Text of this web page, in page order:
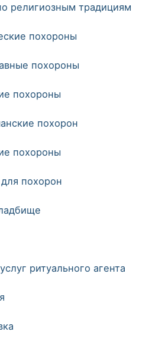
религиозным традициям
похороны
похороны
похороны
похорон
похороны
похорон
ритуального агента